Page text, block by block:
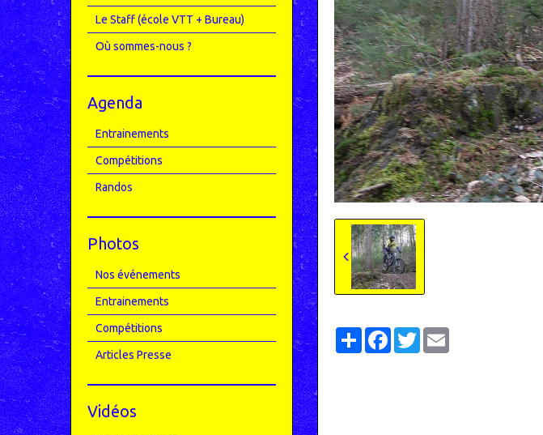
PartagerFacebook
TwitterEmail
Le Staff (école VTT + Bureau)
Où sommes-nous ?
Agenda
Entrainements
Compétitions
Randos
Photos
Nos événements
Entrainements
Compétitions
Articles Presse
Vidéos